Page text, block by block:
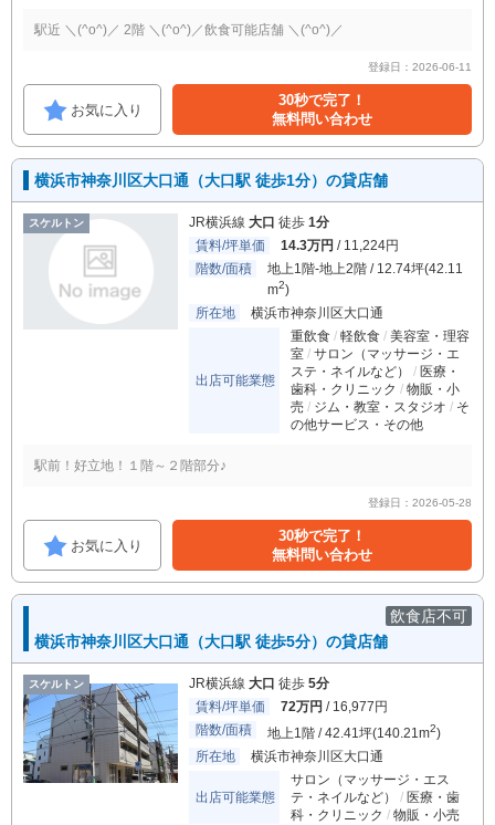
駅近 ＼(^o^)／ 2階 ＼(^o^)／飲食可能店舗 ＼(^o^)／
登録日：2026-06-11
お気に入り
30秒で完了！
無料問い合わせ
横浜市神奈川区大口通（大口駅 徒歩1分）の貸店舗
スケルトン JR横浜線 大口 徒歩 1分
賃料/坪単価
14.3万円 / 11,224円
階数/面積
地上1階-地上2階 / 12.74坪(42.11
m2)
所在地
横浜市神奈川区大口通
出店可能業態
重飲食 軽飲食
美容室・理容
室
サロン（マッサージ・エ
ステ・ネイルなど）
医療・
歯科・クリニック
物販・小
売
ジム・教室・スタジオ
そ
の他サービス・その他
駅前！好立地！１階～２階部分♪
登録日：2026-05-28
お気に入り
30秒で完了！
無料問い合わせ
飲食店不可
横浜市神奈川区大口通（大口駅 徒歩5分）の貸店舗
スケルトン JR横浜線 大口 徒歩 5分
賃料/坪単価
72万円 / 16,977円
階数/面積
地上1階 / 42.41坪(140.21m2)
所在地
横浜市神奈川区大口通
出店可能業態
サロン（マッサージ・エス
テ・ネイルなど）
医療・歯
科・クリニック
物販・小売